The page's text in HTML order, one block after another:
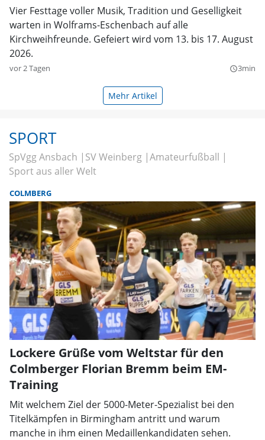
Vier Festtage voller Musik, Tradition und Geselligkeit
warten in Wolframs-Eschenbach auf alle
Kirchweihfreunde. Gefeiert wird vom 13. bis 17. August
2026.
vor 2 Tagen query_builder3min
Mehr Artikel
SPORT
SpVgg Ansbach SV Weinberg Amateurfußball
Sport aus aller Welt
COLMBERG
Lockere Grüße vom Weltstar für den
Colmberger Florian Bremm beim EM-
Training
Mit welchem Ziel der 5000-Meter-Spezialist bei den
Titelkämpfen in Birmingham antritt und warum
manche in ihm einen Medaillenkandidaten sehen.